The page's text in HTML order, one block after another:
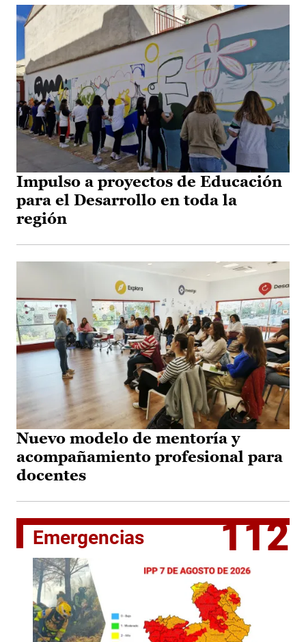
Impulso a proyectos de Educación
para el Desarrollo en toda la
región
Nuevo modelo de mentoría y
acompañamiento profesional para
docentes
Emergencias 112